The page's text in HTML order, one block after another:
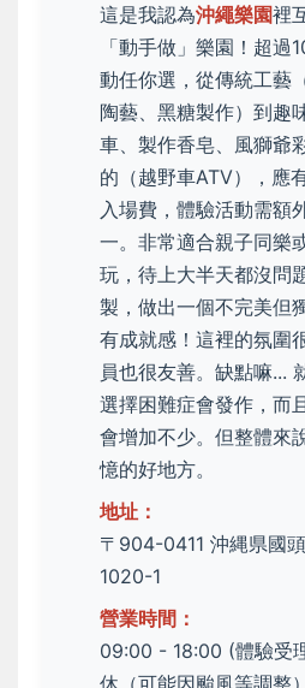
這是我認為沖繩樂園裡
「動手做」樂園！超過
動任你選，從傳統工藝
陶藝、黑糖製作）到趣
車、製作香皂、風獅爺
的（越野車ATV），應
入場費，體驗活動需額
一。非常適合親子同樂
玩，待上大半天都沒問
製，做出一個不完美但
有成就感！這裡的氛圍
員也很友善。缺點嘛...
選擇困難症會發作，而
會增加不少。但整體來
憶的好地方。
地址：
〒904-0411 沖縄県國
1020-1
營業時間：
09:00 - 18:00 (體驗受
休（可能因颱風等調整）